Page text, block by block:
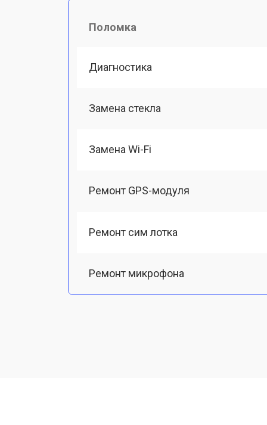
Поломка
Диагностика
Замена стекла
Замена Wi-Fi
Ремонт GPS-модуля
Ремонт сим лотка
Ремонт микрофона